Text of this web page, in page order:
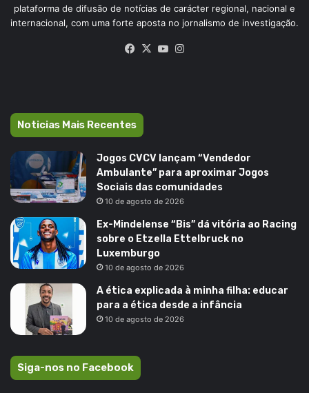
plataforma de difusão de notícias de carácter regional, nacional e
internacional, com uma forte aposta no jornalismo de investigação.
Facebook
X YouTube
Noticias Mais Recentes
Jogos CVCV lançam “Vendedor
Ambulante” para aproximar Jogos
Sociais das comunidades
10 de agosto de 2026
Ex-Mindelense “Bis” dá vitória ao Racing
sobre o Etzella Ettelbruck no
Luxemburgo
10 de agosto de 2026
A ética explicada à minha filha: educar
para a ética desde a infância
10 de agosto de 2026
Siga-nos no Facebook